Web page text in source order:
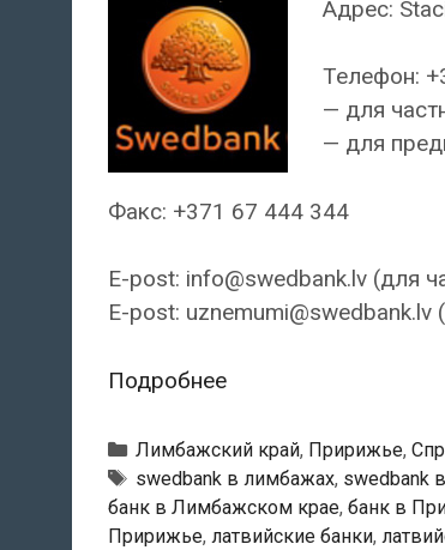
Адрес:
Телефон:
— для
— для
Факс: +371 67 444 344
E-post: info@swedbank.lv (для
E-post: uznemumi@swedbank.lv
ПодробнееSwedbank
Лимбажский
филиал
Рубрики
Лимбажский край, Пририжье,
Тэги
swedbank в лимбажах, swedbank
банк в Лимбажском крае, банк в
Пририжье, латвийские банки,